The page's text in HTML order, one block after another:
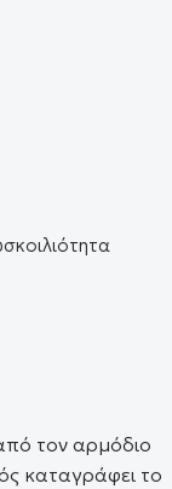
τον αρμόδιο
καταγράφει το